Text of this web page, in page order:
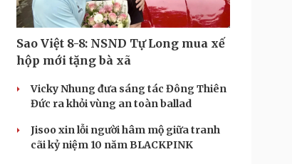
Sao Việt 8-8: NSND Tự Long mua xế
hộp mới tặng bà xã
Vicky Nhung đưa sáng tác Đông Thiên
Đức ra khỏi vùng an toàn ballad
Jisoo xin lỗi người hâm mộ giữa tranh
cãi kỷ niệm 10 năm BLACKPINK